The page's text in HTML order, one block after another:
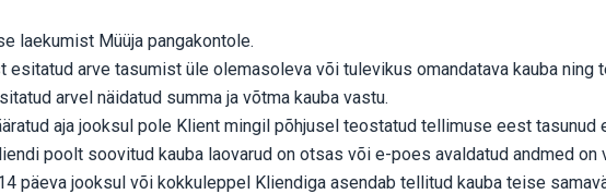
laekumist Müüja pangakontole.
arve tasumist üle olemasoleva või tulevikus omandatava kauba ning
arvel näidatud summa ja võtma kauba vastu.
aja jooksul pole Klient mingil põhjusel teostatud tellimuse eest tasunud
poolt soovitud kauba laovarud on otsas või e-poes avaldatud andmed on
päeva jooksul või kokkuleppel Kliendiga asendab tellitud kauba teise